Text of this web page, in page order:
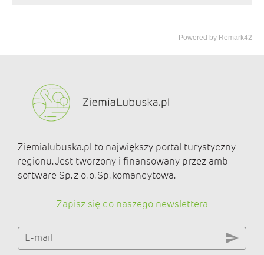
Ziemialubuska.pl to największy portal turystyczny
regionu. Jest tworzony i finansowany przez amb
software Sp. z o. o. Sp. komandytowa.
Zapisz się do naszego newslettera
E-mail